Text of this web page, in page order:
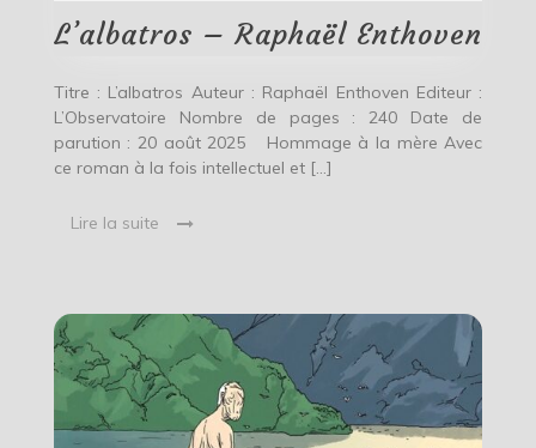
L’albatros – Raphaël Enthoven
Titre : L’albatros Auteur : Raphaël Enthoven Editeur :
L’Observatoire Nombre de pages : 240 Date de
parution : 20 août 2025 Hommage à la mère Avec
ce roman à la fois intellectuel et […]
Lire la suite